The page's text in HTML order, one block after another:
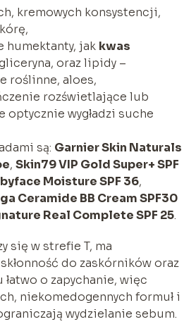
kremowych konsystencji,
humektanty, jak kwas
oraz lipidy –
roślinne, aloes,
rozświetlające lub
optycznie wygładzi suche
są: Garnier Skin Naturals
, Skin79 VIP Gold Super+ SPF
Moisture SPF 36,
Ceramide BB Cream SPF30
Real Complete SPF 25.
się w strefie T, ma
do zaskórników oraz
łatwo o zapychanie, więc
niekomedogennych formuł i
wydzielanie sebum.